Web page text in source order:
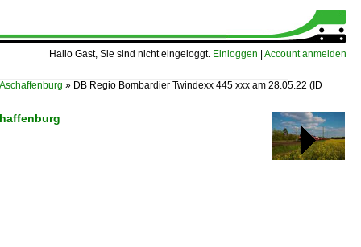
Hallo Gast, Sie sind nicht eingeloggt. Einloggen Account anmelden
» DB Regio Bombardier Twindexx 445 xxx am 28.05.22 (ID